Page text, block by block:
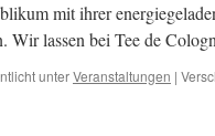
mit ihrer
Wir lassen bei Tee de
unterVeranstaltungen |